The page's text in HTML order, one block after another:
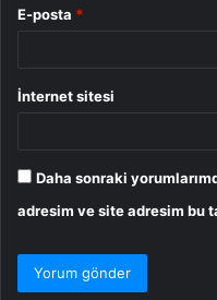
E-posta *
İnternet sitesi
Daha sonraki
adresim ve site adresim bu